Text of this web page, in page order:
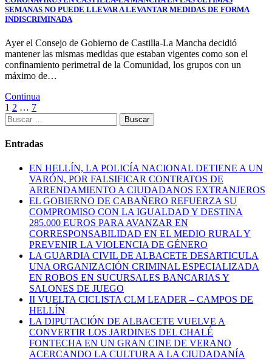
SEMANAS NO PUEDE LLEVAR A LEVANTAR MEDIDAS DE FORMA
INDISCRIMINADA
Ayer el Consejo de Gobierno de Castilla-La Mancha decidió
mantener las mismas medidas que estaban vigentes como son el
confinamiento perimetral de la Comunidad, los grupos con un
máximo de…
Continua
Paginación
de
entradas
1 2 … 7
Buscar:
Entradas
EN HELLÍN, LA POLICÍA NACIONAL DETIENE A UN
VARÓN, POR FALSIFICAR CONTRATOS DE
ARRENDAMIENTO A CIUDADANOS EXTRANJEROS
EL GOBIERNO DE CABAÑERO REFUERZA SU
COMPROMISO CON LA IGUALDAD Y DESTINA
285.000 EUROS PARA AVANZAR EN
CORRESPONSABILIDAD EN EL MEDIO RURAL Y
PREVENIR LA VIOLENCIA DE GÉNERO
LA GUARDIA CIVIL DE ALBACETE DESARTICULA
UNA ORGANIZACIÓN CRIMINAL ESPECIALIZADA
EN ROBOS EN SUCURSALES BANCARIAS Y
SALONES DE JUEGO
II VUELTA CICLISTA CLM LEADER – CAMPOS DE
HELLÍN
LA DIPUTACIÓN DE ALBACETE VUELVE A
CONVERTIR LOS JARDINES DEL CHALÉ
FONTECHA EN UN GRAN CINE DE VERANO
ACERCANDO LA CULTURA A LA CIUDADANÍA